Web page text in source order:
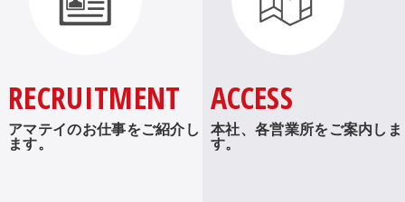
RECRUITMENT
アマテイのお仕事をご紹介し
ます。
ACCESS
本社、各営業所をご案内しま
す。